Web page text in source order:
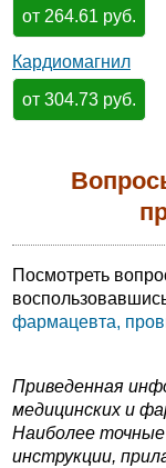
от 264.61 руб.
Кардиомагнил
от 304.73 руб.
Посмотреть
фармацевта,
Приведенная
медицинских и
Наиболее
инструкции,